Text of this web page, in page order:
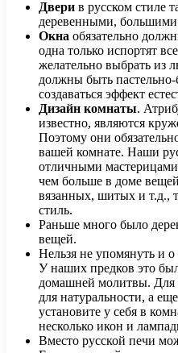
Двери в русском стиле
деревенными,
Окна обязательно
одна только испортят
желательно выбрать из
должны быть
создаваться эффект
Дизайн комнаты.
известно, являются
Поэтому они
вашей комнате. Наши
отличными
чем больше в доме
вязанных, шитых и т.д.,
стиль.
Раньше много было
вещей.
Нельзя не упомянуть и о
У наших предков это
домашней молитвы. Для
для натуральности, а
установите у себя в
несколько икон и
Вместо русской печи